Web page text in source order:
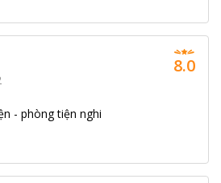
- phòng tiện nghi
8.0